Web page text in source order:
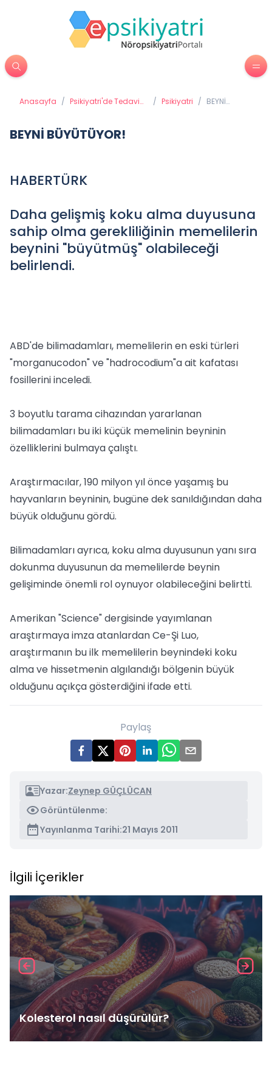
Anasayfa / Psikiyatri'de Tedavi
/ Psikiyatri / BEYNİ
BEYNİ BÜYÜTÜYOR!
HABERTÜRK
Daha gelişmiş koku alma duyusuna
sahip olma gerekliliğinin memelilerin
beynini "büyütmüş" olabileceği
belirlendi.
ABD'de bilimadamları, memelilerin en eski türleri
"morganucodon" ve "hadrocodium"a ait kafatası
fosillerini inceledi.
3 boyutlu tarama cihazından yararlanan
bilimadamları bu iki küçük memelinin beyninin
özelliklerini bulmaya çalıştı.
Araştırmacılar, 190 milyon yıl önce yaşamış bu
hayvanların beyninin, bugüne dek sanıldığından daha
büyük olduğunu gördü.
Bilimadamları ayrıca, koku alma duyusunun yanı sıra
dokunma duyusunun da memelilerde beynin
gelişiminde önemli rol oynuyor olabileceğini belirtti.
Amerikan "Science" dergisinde yayımlanan
araştırmaya imza atanlardan Ce-Şi Luo,
araştırmanın bu ilk memelilerin beynindeki koku
alma ve hissetmenin algılandığı bölgenin büyük
olduğunu açıkça gösterdiğini ifade etti.
Paylaş
Yazar:Zeynep GÜÇLÜCAN
Görüntülenme:
Yayınlanma Tarihi:21 Mayıs 2011
İlgili İçerikler
Kolesterol nasıl düşürülür?